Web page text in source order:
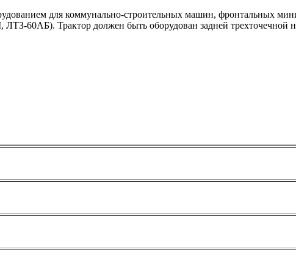
для коммунально-строительных машин, фронтальных
60АБ). Трактор должен быть оборудован задней трехточечной